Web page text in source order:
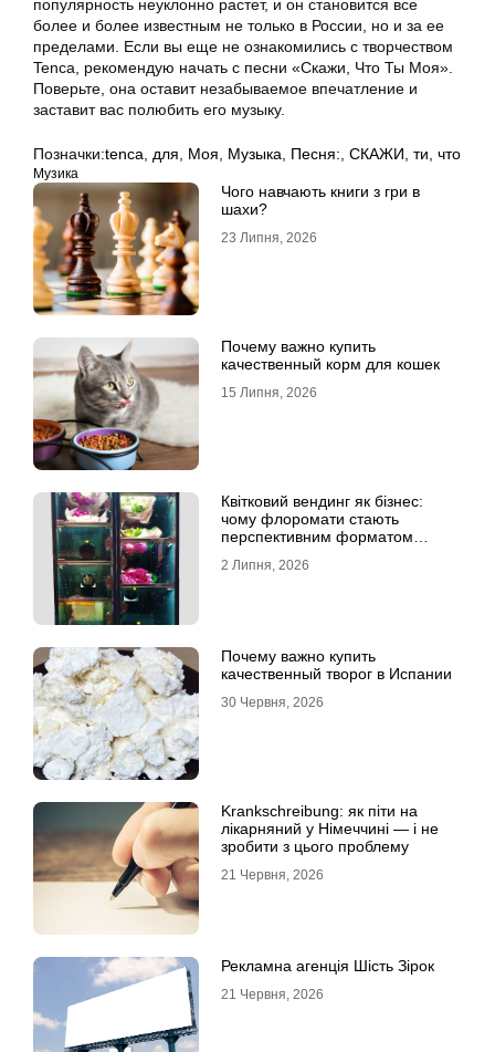
популярность неуклонно растет, и он становится все
более и более известным не только в России, но и за ее
пределами. Если вы еще не ознакомились с творчеством
Tenca, рекомендую начать с песни «Скажи, Что Ты Моя».
Поверьте, она оставит незабываемое впечатление и
заставит вас полюбить его музыку.
Позначки:tenca, для, Моя, Музыка, Песня:, СКАЖИ, ти, что
Музика
Чого навчають книги з гри в
шахи?
23 Липня, 2026
Почему важно купить
качественный корм для кошек
15 Липня, 2026
Квітковий вендинг як бізнес:
чому флоромати стають
перспективним форматом
2 Липня, 2026
Почему важно купить
качественный творог в Испании
30 Червня, 2026
Krankschreibung: як піти на
лікарняний у Німеччині — і не
зробити з цього проблему
21 Червня, 2026
Рекламна агенція Шість Зірок
21 Червня, 2026